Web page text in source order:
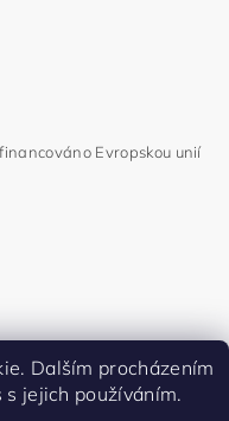
Evropskou unií
Dalším procházením
jejich používáním.